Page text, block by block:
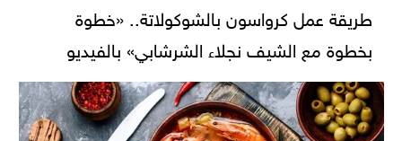
طريقة عمل كرواسون بالشوكولاتة.. «خطوة
بخطوة مع الشيف نجلاء الشرشابي» بالفيديو